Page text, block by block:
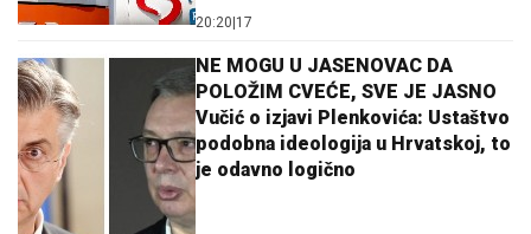
20:20 17
NE MOGU U JASENOVAC DA
POLOŽIM CVEĆE, SVE JE JASNO
Vučić o izjavi Plenkovića: Ustaštvo
podobna ideologija u Hrvatskoj, to
je odavno logično